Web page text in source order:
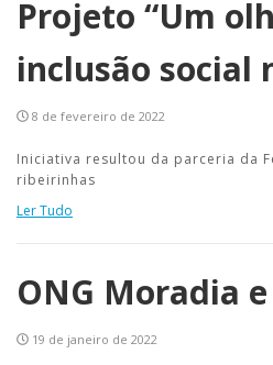
Projeto “Um
inclusão social
8 de fevereiro de 2022
Iniciativa resultou da parceria da
ribeirinhas
Ler Tudo
ONG Moradia
19 de janeiro de 2022